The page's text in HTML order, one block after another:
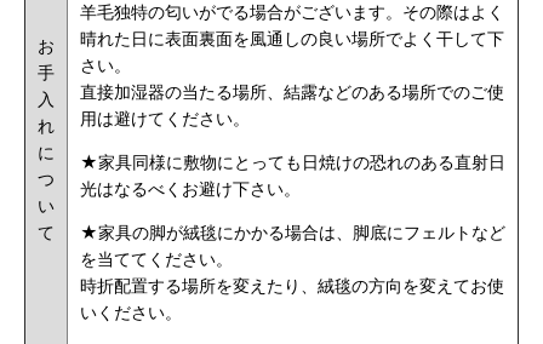
お
手
入
れ
に
つ
い
て
羊毛独特の匂いがでる場合がございます。その際はよく
晴れた日に表面裏面を風通しの良い場所でよく干して下
さい。
直接加湿器の当たる場所、結露などのある場所でのご使
用は避けてください。
★家具同様に敷物にとっても日焼けの恐れのある直射日
光はなるべくお避け下さい。
★家具の脚が絨毯にかかる場合は、脚底にフェルトなど
を当ててください。
時折配置する場所を変えたり、絨毯の方向を変えてお使
いください。